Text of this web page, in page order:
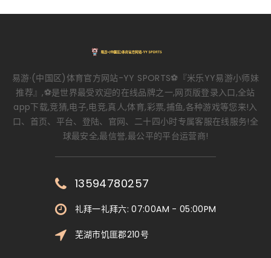
易游·(中国区)体育官方网站-YY SPORTS⚽️『米乐YY易游小师妹
推荐』,⚽️是世界最受欢迎的在线品牌之一,网页版登录入口,全站
app下载,竞猜,电子,电竞,真人,体育,彩票,捕鱼,各种游戏等您来!入
口、首页、平台、登陆、官网、二十四小时专属客服在线服务!全
球最安全,最信誉,最公平的平台运营商!
13594780257
礼拜一礼拜六: 07:00AM - 05:00PM
芜湖市饥匪郡210号